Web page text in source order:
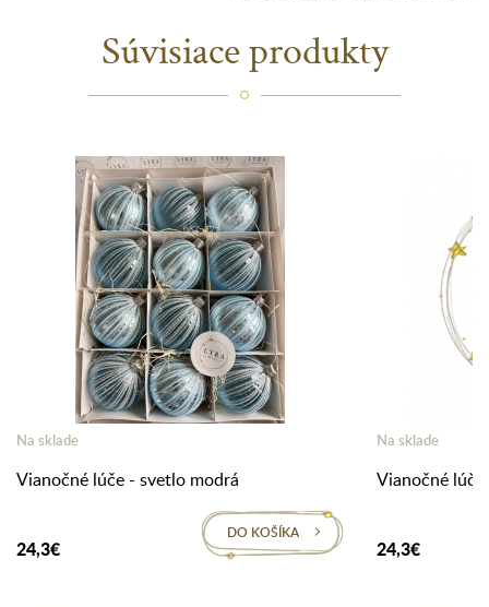
Súvisiace produkty
Na sklade
Vianočné lúče - svetlo modrá
24,3€
DO KOŠÍKA
Na sklade
Vianočné
24,3€